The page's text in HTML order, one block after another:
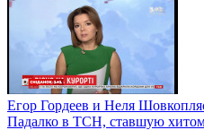
Егор Гордеев и Неля
Падалко в ТСН, ставшую